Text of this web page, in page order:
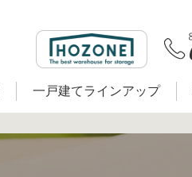
一戸建てラインアップ